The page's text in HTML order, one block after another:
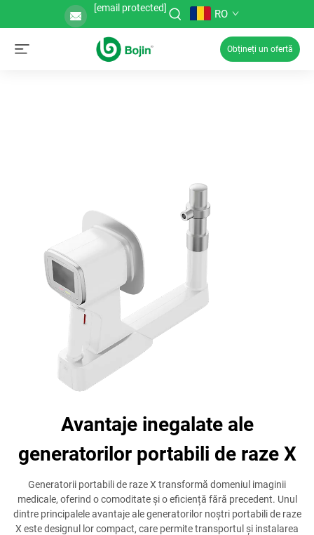
[email protected] RO
Obțineți un ofertă
Avantaje inegalate ale
generatorilor portabili de raze X
Generatorii portabili de raze X transformă domeniul imaginii
medicale, oferind o comoditate și o eficiență fără precedent. Unul
dintre principalele avantaje ale generatorilor noștri portabili de raze
X este designul lor compact, care permite transportul și instalarea